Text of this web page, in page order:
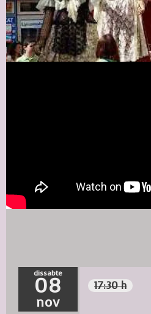
dissabte
08
nov
17:30 h